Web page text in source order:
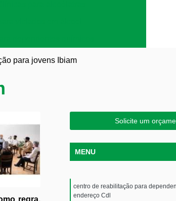
para jovens Ibiam
regra.
Solicite um
MENU
centro de reabilitação para
endereço Cdl